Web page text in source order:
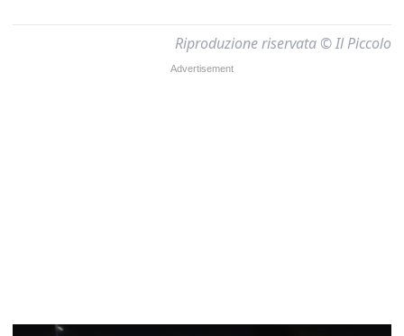
Riproduzione riservata © Il Piccolo